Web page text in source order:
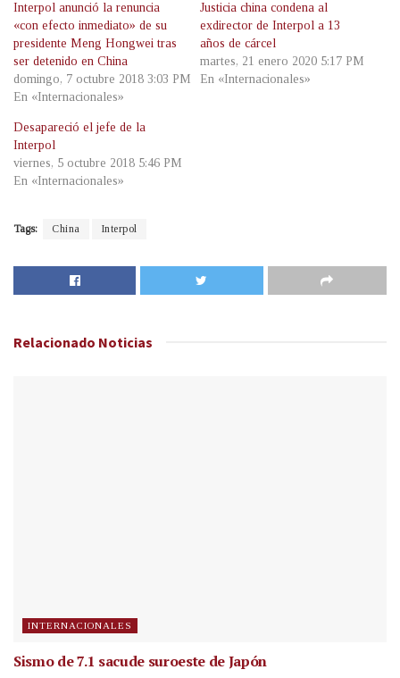
Interpol anunció la renuncia
«con efecto inmediato» de su
presidente Meng Hongwei tras
ser detenido en China
domingo, 7 octubre 2018 3:03 PM
En «Internacionales»
Justicia china condena al
exdirector de Interpol a 13
años de cárcel
martes, 21 enero 2020 5:17 PM
En «Internacionales»
Desapareció el jefe de la
Interpol
viernes, 5 octubre 2018 5:46 PM
En «Internacionales»
Tags: China Interpol
Relacionado Noticias
INTERNACIONALES
Sismo de 7.1 sacude suroeste de Japón